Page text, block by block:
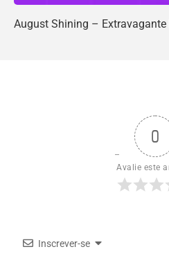
August Shining – Extravagante
0
Avalie este
Inscrever-se